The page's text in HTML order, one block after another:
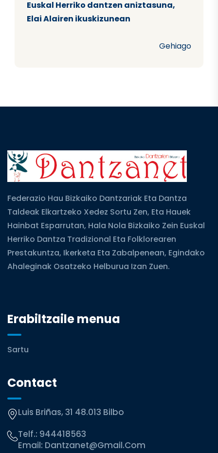
Euskal Herriko dantzen aniztasuna,
Elai Alairen ikuskizunean
Gehiago
Federazio Hau Bizkaiko Dantzariak Eta Dantza
Taldeak Elkartzeko Xedez Sortu Zen, Eta Hauek
Hainbat Esparrutan, Hala Nola Bizkaiko Zein Euskal
Herriko Dantza Tradizional Eta Folklorearen
Prestakuntza, Ikerketa Eta Zabalpenean, Egindako
Ahaleginak Osatzeko Helburua Izan Zuen.
Erabiltzaile menua
Sartu
Contact
Luis Briñas, 31 48.013 Bilbo
Telf.: 944418563
Email: Dantzanet@gmail.com